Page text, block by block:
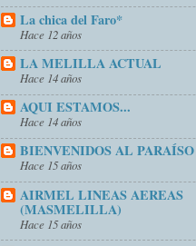
La chica del Faro*
Hace 12 años
LA MELILLA ACTUAL
Hace 14 años
AQUI ESTAMOS...
Hace 14 años
BIENVENIDOS AL PARAÍSO
Hace 15 años
AIRMEL LINEAS AEREAS
(MASMELILLA)
Hace 15 años